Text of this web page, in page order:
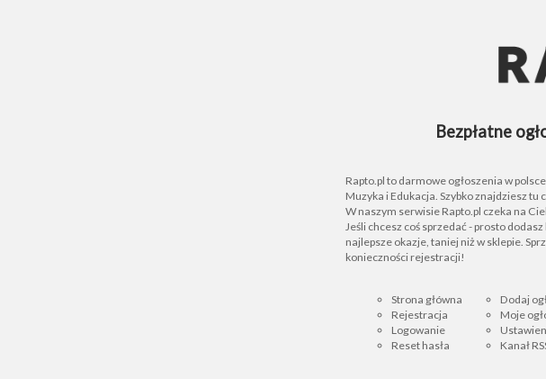
Bezpłatne
Rapto.pl to darmowe ogłoszenia w
Muzyka i Edukacja. Szybko znajdziesz tu
W naszym serwisie Rapto.pl czeka na
Jeśli chcesz coś sprzedać - prosto
najlepsze okazje, taniej niż w sklepie.
konieczności rejestracji!
Strona główna
Rejestracja
Logowanie
Reset hasła
Dodaj
Moje
Kanał